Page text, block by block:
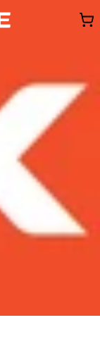
vấnKhuyến
báo
trong
chính là